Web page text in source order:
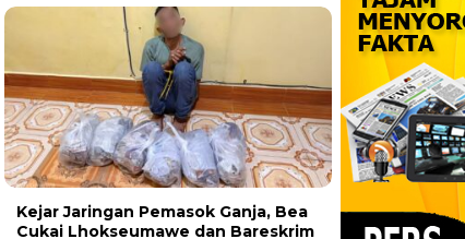
Kejar Jaringan Pemasok Ganja, Bea
Cukai Lhokseumawe dan Bareskrim